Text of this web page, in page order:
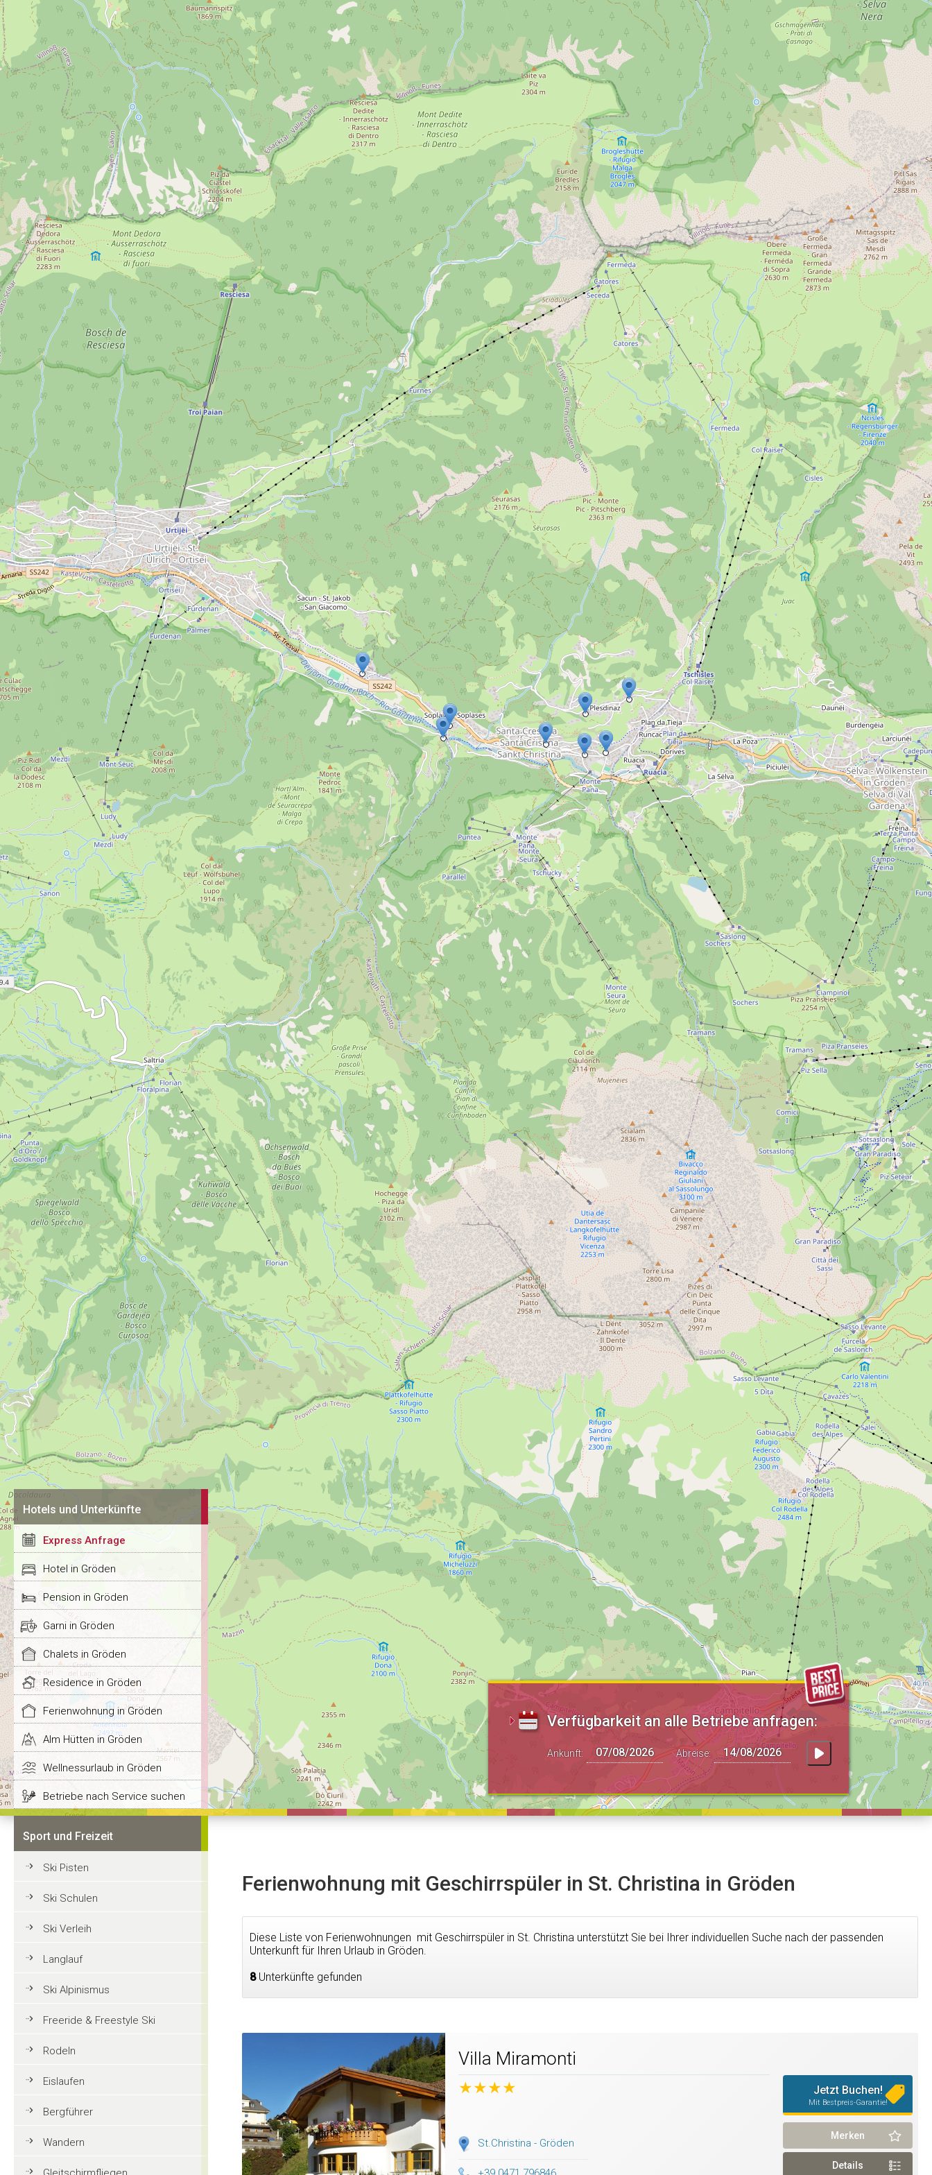
Hotels und Unterkünfte
Express Anfrage
Hotel in Gröden
Pension in Gröden
Garni in Gröden
Chalets in Gröden
Residence in Gröden
Ferienwohnung in Gröden
Alm Hütten in Gröden
Wellnessurlaub in Gröden
Betriebe nach Service suchen
Sport und Freizeit
Ski Pisten
Ski Schulen
Ski Verleih
Langlauf
Ski Alpinismus
Freeride & Freestyle Ski
Rodeln
Eislaufen
Bergführer
Wandern
Verfügbarkeit an alle Betriebe anfragen:
Ankunft: Abreise:
Ferienwohnung mit Geschirrspüler in St. Christina in Gröden
Diese Liste von Ferienwohnungen mit Geschirrspüler in St. Christina unterstützt Sie bei Ihrer individuellen Suche nach der passenden
Unterkunft für Ihren Urlaub in Gröden.
8Unterkünfte gefunden
Villa Miramonti
★★★★
St.Christina - Gröden
Jetzt Buchen!
Mit Bestpreis-Garantie!
Merken
Details